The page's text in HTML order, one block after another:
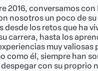
2016, conversamos con
nosotros un poco de
los retos que ha
carrera, hasta los
muy valiosas
como él, siempre han
con su proprio